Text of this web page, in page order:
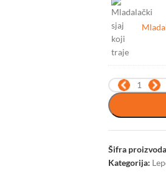
Šifra
Kategorija: